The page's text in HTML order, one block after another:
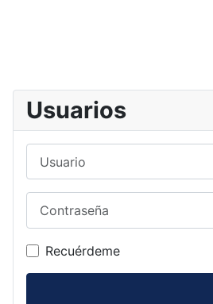
Usuarios
Recuérdeme